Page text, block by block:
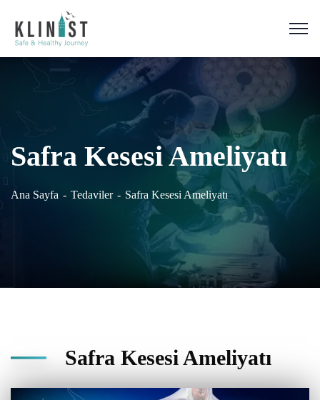
Safra Kesesi Ameliyatı
Ana Sayfa Tedaviler Safra Kesesi Ameliyatı
Safra Kesesi Ameliyatı